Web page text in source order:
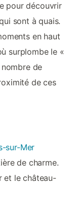
pour découvrir
sont à quais.
en haut
surplombe le «
de
de ces
sur-Mer
de charme.
et le château-